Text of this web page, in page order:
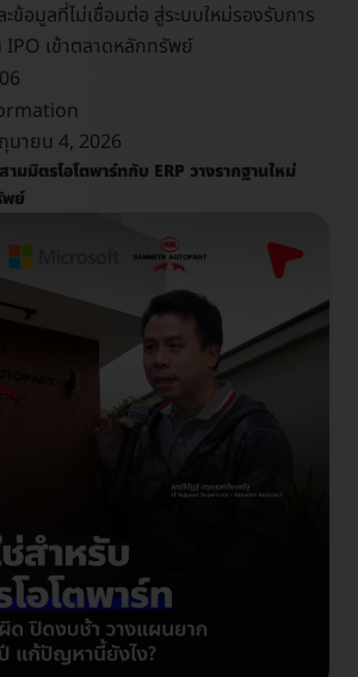
ข้อมูลที่ไม่เชื่อมต่อ สู่ระบบใหม่รองรับการ
IPO เข้าตลาดหลักทรัพย์
นายน 4, 2026
สามมิตรโอโตพาร์ทกับ ERP วางรากฐานใหม่
พย์